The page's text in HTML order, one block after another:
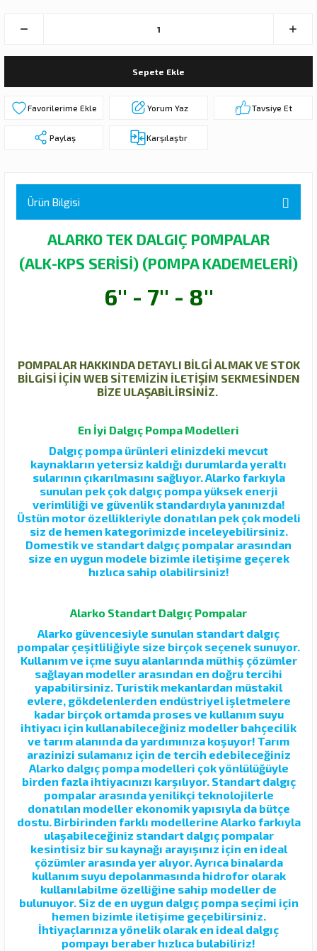
POMPA (MOTOR+POMPA)
Sepete Ekle
Yorum Yaz Tavsiye Et
Paylaş Karşılaştır
Ürün Bilgisi
ALARKO TEK DALGIÇ POMPALAR
(ALK-KPS SERİSİ) (POMPA KADEMELERİ)
6'' - 7'' - 8''
POMPALAR HAKKINDA DETAYLI BİLGİ ALMAK VE STOK
BİLGİSİ İÇİN WEB SİTEMİZİN İLETİŞİM SEKMESİNDEN
BİZE ULAŞABİLİRSİNİZ.
En İyi Dalgıç Pompa Modelleri
Dalgıç pompa ürünleri elinizdeki mevcut
kaynakların yetersiz kaldığı durumlarda yeraltı
sularının çıkarılmasını sağlıyor. Alarko farkıyla
sunulan pek çok dalgıç pompa yüksek enerji
verimliliği ve güvenlik standardıyla yanınızda!
Üstün motor özellikleriyle donatılan pek çok modeli
siz de hemen kategorimizde inceleyebilirsiniz.
Domestik ve standart dalgıç pompalar arasından
size en uygun modele bizimle iletişime geçerek
hızlıca sahip olabilirsiniz!
Alarko Standart Dalgıç Pompalar
Alarko güvencesiyle sunulan standart dalgıç
pompalar çeşitliliğiyle size birçok seçenek sunuyor.
Kullanım ve içme suyu alanlarında müthiş çözümler
sağlayan modeller arasından en doğru tercihi
yapabilirsiniz. Turistik mekanlardan müstakil
evlere, gökdelenlerden endüstriyel işletmelere
kadar birçok ortamda proses ve kullanım suyu
ihtiyacı için kullanabileceğiniz modeller bahçecilik
ve tarım alanında da yardımınıza koşuyor! Tarım
arazinizi sulamanız için de tercih edebileceğiniz
Alarko dalgıç pompa modelleri çok yönlülüğüyle
birden fazla ihtiyacınızı karşılıyor. Standart dalgıç
pompalar arasında yenilikçi teknolojilerle
donatılan modeller ekonomik yapısıyla da bütçe
dostu. Birbirinden farklı modellerine Alarko farkıyla
ulaşabileceğiniz standart dalgıç pompalar
kesintisiz bir su kaynağı arayışınız için en ideal
çözümler arasında yer alıyor. Ayrıca binalarda
kullanım suyu depolanmasında hidrofor olarak
kullanılabilme özelliğine sahip modeller de
bulunuyor. Siz de en uygun dalgıç pompa seçimi için
hemen bizimle iletişime geçebilirsiniz.
İhtiyaçlarınıza yönelik olarak en ideal dalgıç
pompayı beraber hızlıca bulabiliriz!